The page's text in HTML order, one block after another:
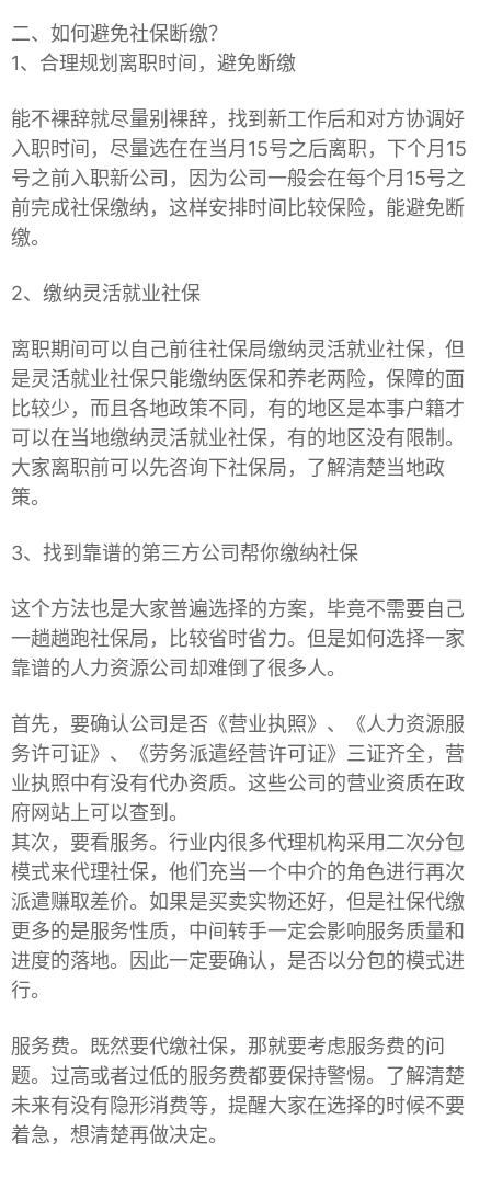
二、如何避免社保断缴？
1、合理规划离职时间，避免断缴
能不裸辞就尽量别裸辞，找到新工作后和对方协调好
入职时间，尽量选在在当月15号之后离职，下个月15
号之前入职新公司，因为公司一般会在每个月15号之
前完成社保缴纳，这样安排时间比较保险，能避免断
缴。
2、缴纳灵活就业社保
离职期间可以自己前往社保局缴纳灵活就业社保，但
是灵活就业社保只能缴纳医保和养老两险，保障的面
比较少，而且各地政策不同，有的地区是本事户籍才
可以在当地缴纳灵活就业社保，有的地区没有限制。
大家离职前可以先咨询下社保局，了解清楚当地政
策。
3、找到靠谱的第三方公司帮你缴纳社保
这个方法也是大家普遍选择的方案，毕竟不需要自己
一趟趟跑社保局，比较省时省力。但是如何选择一家
靠谱的人力资源公司却难倒了很多人。
首先，要确认公司是否《营业执照》、《人力资源服
务许可证》、《劳务派遣经营许可证》三证齐全，营
业执照中有没有代办资质。这些公司的营业资质在政
府网站上可以查到。
其次，要看服务。行业内很多代理机构采用二次分包
模式来代理社保，他们充当一个中介的角色进行再次
派遣赚取差价。如果是买卖实物还好，但是社保代缴
更多的是服务性质，中间转手一定会影响服务质量和
进度的落地。因此一定要确认，是否以分包的模式进
行。
服务费。既然要代缴社保，那就要考虑服务费的问
题。过高或者过低的服务费都要保持警惕。了解清楚
未来有没有隐形消费等，提醒大家在选择的时候不要
着急，想清楚再做决定。